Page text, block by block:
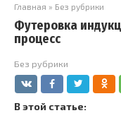
Главная » Без рубрики
Футеровка
процесс
Без рубрики
В этой статье: